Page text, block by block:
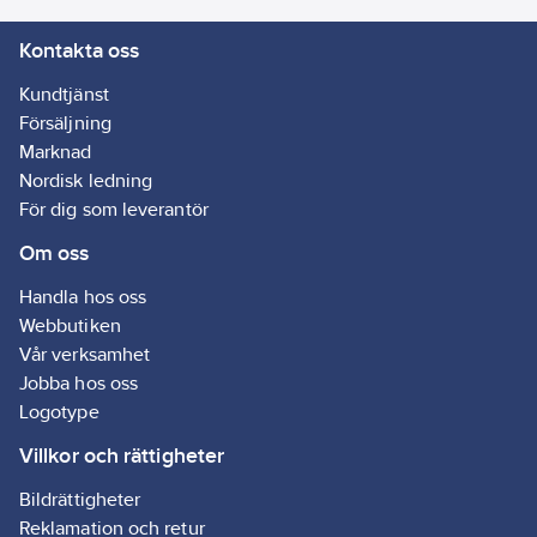
Kontakta oss
Kundtjänst
Försäljning
Marknad
Nordisk ledning
För dig som leverantör
Om oss
Handla hos oss
Webbutiken
Vår verksamhet
Jobba hos oss
Logotype
Villkor och rättigheter
Bildrättigheter
Reklamation och retur